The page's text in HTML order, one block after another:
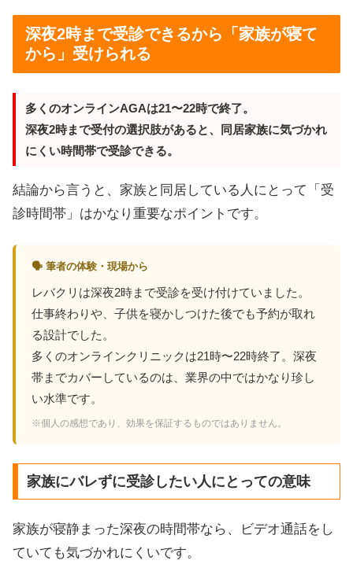
深夜2時まで受診できるから「家族が寝て
から」受けられる
多くのオンラインAGAは21〜22時で終了。
深夜2時まで受付の選択肢があると、同居家族に気づかれ
にくい時間帯で受診できる。
結論から言うと、家族と同居している人にとって「受
診時間帯」はかなり重要なポイントです。
🗣 筆者の体験・現場から
レバクリは深夜2時まで受診を受け付けていました。
仕事終わりや、子供を寝かしつけた後でも予約が取れ
る設計でした。
多くのオンラインクリニックは21時〜22時終了。深夜
帯までカバーしているのは、業界の中ではかなり珍し
い水準です。
※個人の感想であり、効果を保証するものではありません。
家族にバレずに受診したい人にとっての意味
家族が寝静まった深夜の時間帯なら、ビデオ通話をし
ていても気づかれにくいです。